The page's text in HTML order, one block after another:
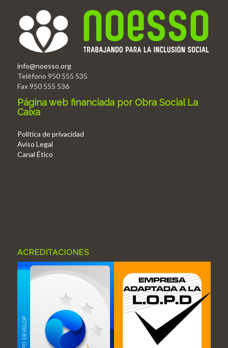
info@noesso.org
Teléfono 950 555 535
Fax 950 555 536
Página web financiada por Obra Social La
Caixa
Politica de privacidad
Aviso Legal
Canal Ético
ACREDITACIONES